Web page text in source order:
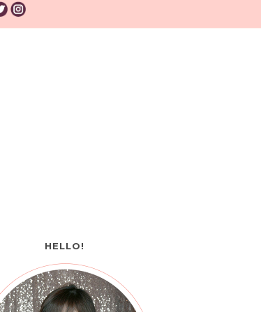
HELLO!